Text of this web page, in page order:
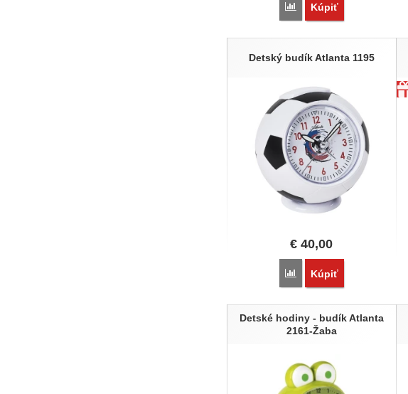
Porovnať
Kúpiť
Detský budík Atlanta 1195
€ 40,00
Porovnať
Kúpiť
Detské hodiny - budík Atlanta
2161-Žaba